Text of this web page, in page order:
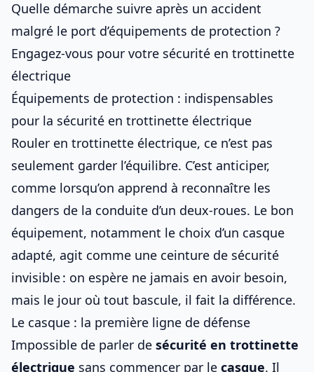
Quelle démarche suivre après un accident
malgré le port d’équipements de protection ?
Engagez-vous pour votre sécurité en trottinette
électrique
Équipements de protection : indispensables
pour la sécurité en trottinette électrique
Rouler en trottinette électrique, ce n’est pas
seulement garder l’équilibre. C’est anticiper,
comme lorsqu’on apprend à reconnaître les
dangers de la conduite d’un deux-roues. Le bon
équipement, notamment le choix d’un casque
adapté, agit comme une ceinture de sécurité
invisible : on espère ne jamais en avoir besoin,
mais le jour où tout bascule, il fait la différence.
Le casque : la première ligne de défense
Impossible de parler de sécurité en trottinette
électrique sans commencer par le casque. Il